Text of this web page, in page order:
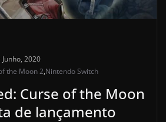
2020
the Moon 2,Nintendo Switch
Curse of the Moon
de lançamento